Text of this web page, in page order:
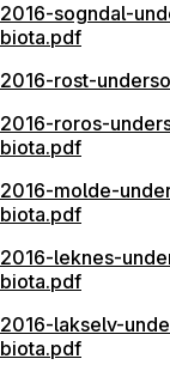
2016-sogndal-
biota.pdf
2016-rost-
2016-roros-
biota.pdf
2016-molde-
biota.pdf
2016-leknes-
biota.pdf
2016-lakselv-
biota.pdf